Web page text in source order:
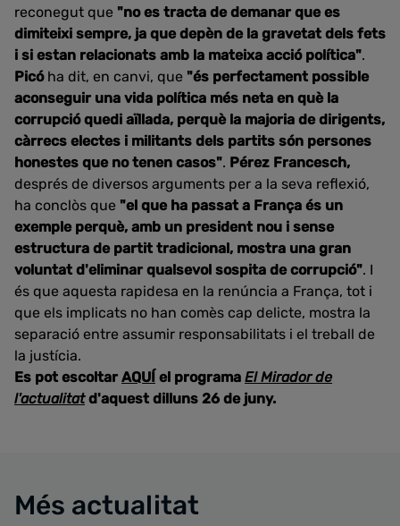
reconegut que "no es tracta de demanar que es
dimiteixi sempre, ja que depèn de la gravetat dels fets
i si estan relacionats amb la mateixa acció política".
Picóha dit, en canvi, que "és perfectament possible
aconseguir una vida política més neta en què la
corrupció quedi aïllada, perquè la majoria de dirigents,
càrrecs electes i militants dels partits són persones
honestes que no tenen casos". Pérez Francesch,
després de diversos arguments per a la seva reflexió,
ha conclòs que "el que ha passat a França és un
exemple perquè, amb un president nou i sense
estructura de partit tradicional, mostra una gran
voluntat d'eliminar qualsevol sospita de corrupció". I
és que aquesta rapidesa en la renúncia a França, tot i
que els implicats no han comès cap delicte, mostra la
separació entre assumir responsabilitats i el treball de
la justícia.
Es pot escoltar AQUÍ el programa El Mirador de
l'actualitatd'aquest dilluns 26 de juny.
Més actualitat